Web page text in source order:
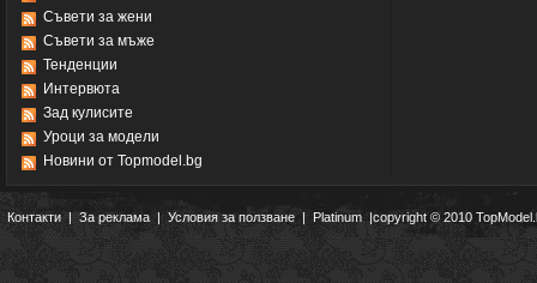
Съвети за жени
Съвети за мъже
Тенденции
Интервюта
Зад кулисите
Уроци за модели
Новини от Topmodel.bg
Контакти|За реклама | Условия за ползване | Platinum |copyright © 2010